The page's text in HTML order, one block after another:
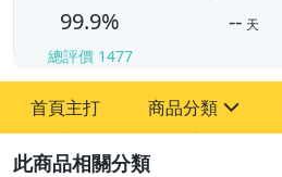
99.9%
總評價 1477
-- 天
首頁主打 商品分類
圖書/影音/文具